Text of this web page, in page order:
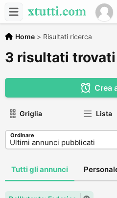
Home > Risultati ricerca
3 risultati trovati
Crea
Griglia Lista
Ordinare
Tutti gli annunci